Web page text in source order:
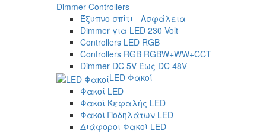
Dimmer Controllers
Έξυπνο σπίτι - Ασφάλεια
Dimmer για LED 230 Volt
Controllers LED RGB
Controllers RGB RGBW+WW+CCT
Dimmer DC 5V Έως DC 48V
LED Φακοί
Φακοί LED
Φακοί Κεφαλής LED
Φακοί Ποδηλάτων LED
Διάφοροι Φακοί LED